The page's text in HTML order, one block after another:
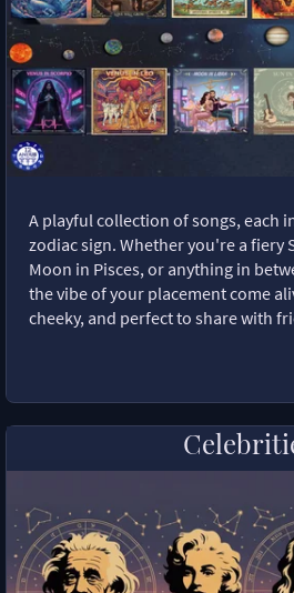
A playful collection of songs, each
zodiac sign. Whether you're a fiery
Moon in Pisces, or anything in
the vibe of your placement come
cheeky, and perfect to share with